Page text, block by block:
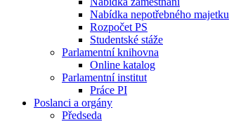
Nabídka nepotřebného majetku
Rozpočet PS
Studentské stáže
Parlamentní knihovna
Online katalog
Parlamentní institut
Práce PI
Poslanci a orgány
Předseda